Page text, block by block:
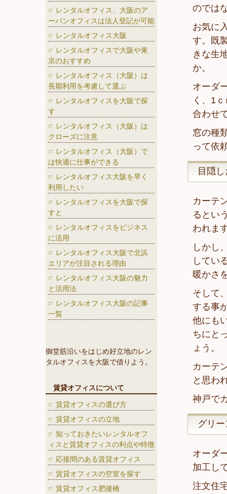
のでは
お気に
す。既
きな生
か。
オーダ
く、1
合わせ
窓の種
って依
目隠
カーテ
るとい
われま
しかし
してい
暖かさ
そして
する事
他にも
ちにと
ょう。
カーテ
と思わ
神戸で
グリ
オーダ
加工し
注文住
レンタルオフィス、大阪のア
ーバンオフィスは法人登記が可能
レンタルオフィス大阪
レンタルオフィスで大阪や東
京のおすすめ
レンタルオフィス（大阪）は
長期利用を考慮して選ぶ
レンタルオフィスを大阪で探
す
レンタルオフィス（大阪）は
クローズに注意
レンタルオフィス（大阪）で
は快適に仕事ができる
レンタルオフィス大阪を早く
利用したい
レンタルオフィスを大阪で探
すと
レンタルオフィスをビジネス
に活用
レンタルオフィス大阪で北浜
エリアが注目される理由
レンタルオフィス大阪の魅力
と活用法
レンタルオフィス大阪の記事
一覧
御堂筋沿いをはじめ好立地のレン
タルオフィスを大阪で借りよう。
賃貸オフィスについて
賃貸オフィスの選び方
賃貸オフィスの立地
知っておきたいレンタルオフ
ィスと賃貸オフィスの利点や特徴
応接間のある賃貸オフィス
賃貸オフィスの空室を探す
賃貸オフィス肥後橋